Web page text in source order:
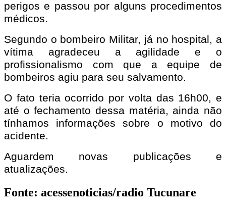
perigos e passou por alguns procedimentos
médicos.
Segundo o bombeiro Militar, já no hospital, a
vítima agradeceu a agilidade e o
profissionalismo com que a equipe de
bombeiros agiu para seu salvamento.
O fato teria ocorrido por volta das 16h00, e
até o fechamento dessa matéria, ainda não
tínhamos informações sobre o motivo do
acidente.
Aguardem novas publicações e
atualizações.
Fonte: acessenoticias/radio Tucunare